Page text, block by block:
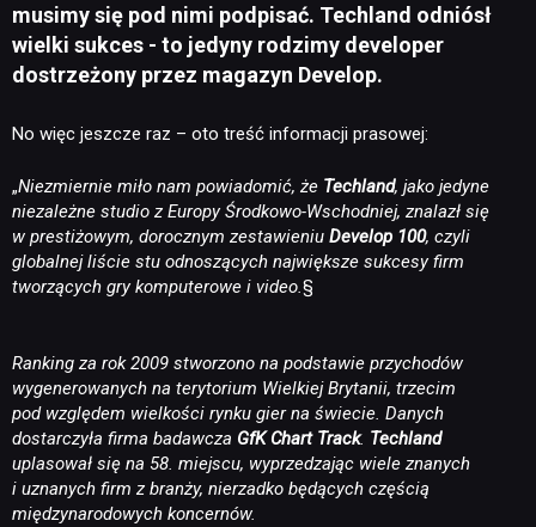
musimy się pod nimi podpisać. Techland odniósł
wielki sukces - to jedyny rodzimy developer
dostrzeżony przez magazyn Develop.
No więc jeszcze raz – oto treść informacji prasowej:
„Niezmiernie miło nam powiadomić, że Techland, jako jedyne
niezależne studio z Europy Środkowo-Wschodniej, znalazł się
w prestiżowym, dorocznym zestawieniu Develop 100, czyli
globalnej liście stu odnoszących największe sukcesy firm
tworzących gry komputerowe i video.§
Ranking za rok 2009 stworzono na podstawie przychodów
wygenerowanych na terytorium Wielkiej Brytanii, trzecim
pod względem wielkości rynku gier na świecie. Danych
dostarczyła firma badawcza GfK Chart Track. Techland
uplasował się na 58. miejscu, wyprzedzając wiele znanych
i uznanych firm z branży, nierzadko będących częścią
międzynarodowych koncernów.